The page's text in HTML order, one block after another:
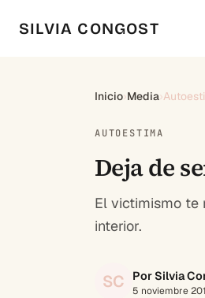
SILVIA CONGOST
Inicio›Media›
AUTOESTIMA
Deja de
El victimismo te
interior.
SC Por Silvia
5 noviembre